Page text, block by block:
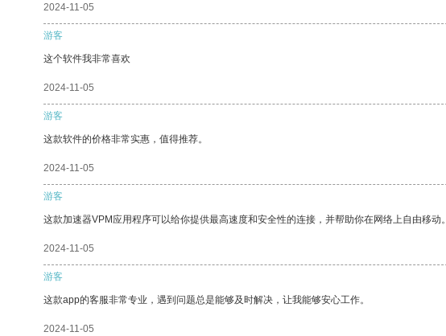
2024-11-05
游客
这个软件我非常喜欢
2024-11-05
游客
这款软件的价格非常实惠，值得推荐。
2024-11-05
游客
这款加速器VPM应用程序可以给你提供最高速度和安全性的连接，并帮助你在网络上自由移动。
2024-11-05
游客
这款app的客服非常专业，遇到问题总是能够及时解决，让我能够安心工作。
2024-11-05